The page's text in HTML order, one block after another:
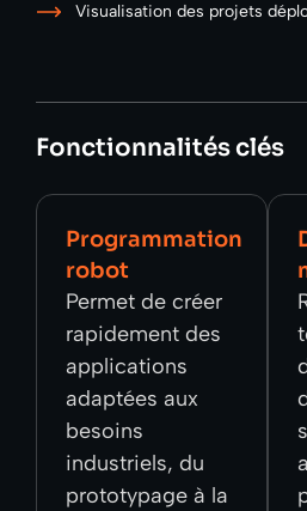
Visualisation des projets
Fonctionnalités clés
Programmation
robot
Permet de créer
rapidement des
applications
adaptées aux
besoins
industriels, du
prototypage à la